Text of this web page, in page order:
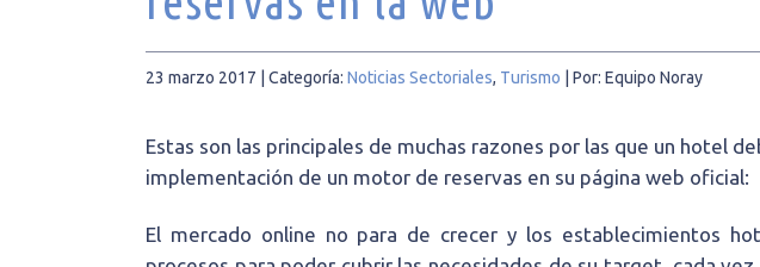
23 marzo 2017 | Categoría: Noticias Sectoriales, Turismo | Por: Equipo Noray
Estas son las principales de muchas razones por las que un hotel
implementación de un motor de reservas en su página web oficial:
El mercado online no para de crecer y los establecimientos